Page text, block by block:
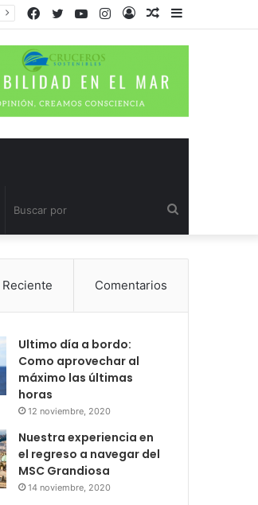
Barra
Publicación
Acceso
Instagram
YouTube
Twitter
Facebook
por
Reciente Comentarios
Ultimo día a bordo:
Como aprovechar al
máximo las últimas
horas
12 noviembre, 2020
Nuestra experiencia en
el regreso a navegar del
MSC Grandiosa
14 noviembre, 2020